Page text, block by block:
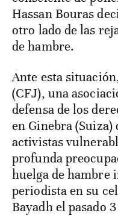
Hassan Bouras
otro lado de las
de hambre.
Ante esta
(CFJ), una
defensa de los
en Ginebra
activistas
profunda
huelga de hambre
periodista en su
Bayadh el pasado